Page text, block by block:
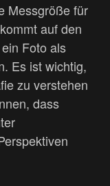
Messgröße für
auf den
Foto als
Es ist wichtig,
zu verstehen
dass